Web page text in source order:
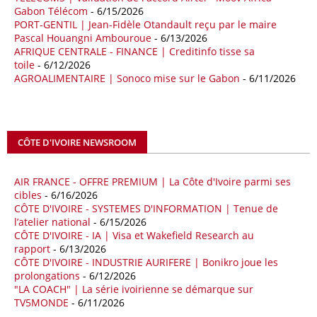
09/05/26 ITALIE - LIBYE
Les deux pays veulent accélérer leurs projets gaziers communs, afin
de sécuriser davantage les approvisionnements énergétiques en
Méditerranée, dans un contexte marqué par des tensions
géopolitiques internationales et des perturbations sur le marché
mondial du gaz. Réunis à Rome le jeudi 7 mai, la Première ministre
coopération et les investissements dans le secteur énergétique. Cette
séquence survient alors que Rome cherche à réduire son exposition
18/04/26 ALGERIE - BP
La multinationale BP signe son retour en Algérie où un permis de
prospection d’hydrocarbures dans le bassin oriental lui a été attribué
par l’Agence nationale pour la valorisation des ressources en
hydrocarbures (ALNAFT). L’information rendue publique mercredi 15
avril par l’institution, intervient dans le cadre de sa politique de relance
de l’exploration. Le périmètre concerné se situe dans une zone de
l’est du pays jugée peu explorée malgré son potentiel. BP pourra y
lancer ses premières opérations de prospection sur le terrain portant
Gabon Télécom - 6/15/2026
PORT-GENTIL | Jean-Fidèle Otandault reçu par le maire
Pascal Houangni Ambouroue - 6/13/2026
AFRIQUE CENTRALE - FINANCE | Creditinfo tisse sa
toile - 6/12/2026
AGROALIMENTAIRE | Sonoco mise sur le Gabon - 6/11/2026
CÔTE D'IVOIRE NEWSROOM
AIR FRANCE - OFFRE PREMIUM | La Côte d'Ivoire parmi ses
cibles - 6/16/2026
CÔTE D'IVOIRE - SYSTEMES D'INFORMATION | Tenue de
l’atelier national - 6/15/2026
CÔTE D'IVOIRE - IA | Visa et Wakefield Research au
rapport - 6/13/2026
CÔTE D'IVOIRE - INDUSTRIE AURIFERE | Bonikro joue les
prolongations - 6/12/2026
"LA COACH" | La série ivoirienne se démarque sur
TV5MONDE - 6/11/2026